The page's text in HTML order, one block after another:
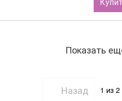
Показать
Назад 1 из 2